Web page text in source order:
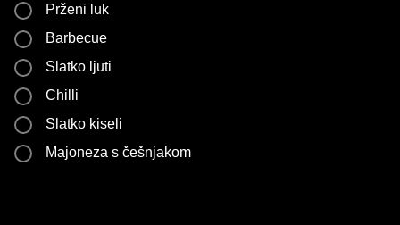
Prženi luk
Barbecue
Slatko ljuti
Chilli
Slatko kiseli
Majoneza s češnjakom